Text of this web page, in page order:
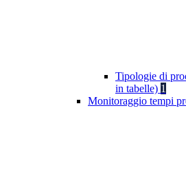
Tipologie di
in tabelle) 1
Monitoraggio tempi